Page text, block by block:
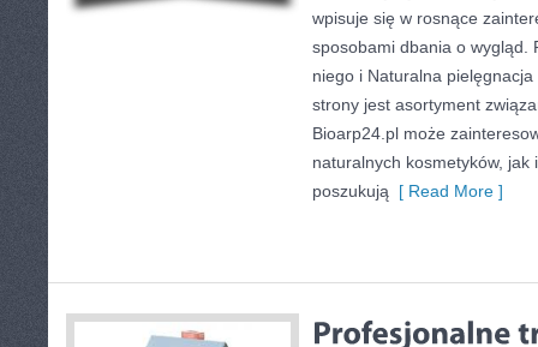
wpisuje się w rosnące
sposobami dbania o wygląd.
niego i Naturalna pielęgnacja
strony jest asortyment
Bioarp24.pl może
naturalnych kosmetyków, jak
poszukują [ Read More ]